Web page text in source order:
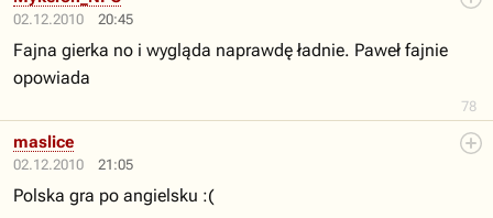
02.12.2010 20:45
78
Fajna gierka no i wygląda naprawdę ładnie. Paweł fajnie
opowiada
02.12.2010 21:05
maslice
Polska gra po angielsku :(